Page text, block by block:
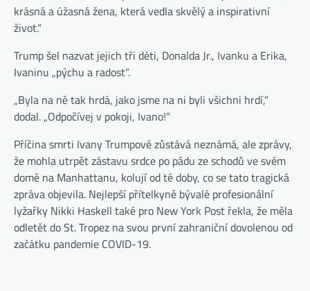
krásná a úžasná žena, která vedla skvělý a inspirativní
život.“
Trump šel nazvat jejich tři děti, Donalda Jr., Ivanku a Erika,
Ivaninu „pýchu a radost“.
„Byla na ně tak hrdá, jako jsme na ni byli všichni hrdí,“
dodal. „Odpočívej v pokoji, Ivano!“
Příčina smrti Ivany Trumpové zůstává neznámá, ale zprávy,
že mohla utrpět zástavu srdce po pádu ze schodů ve svém
domě na Manhattanu, kolují od té doby, co se tato tragická
zpráva objevila. Nejlepší přítelkyně bývalé profesionální
lyžařky Nikki Haskell také pro New York Post řekla, že měla
odletět do St. Tropez na svou první zahraniční dovolenou od
začátku pandemie COVID-19.